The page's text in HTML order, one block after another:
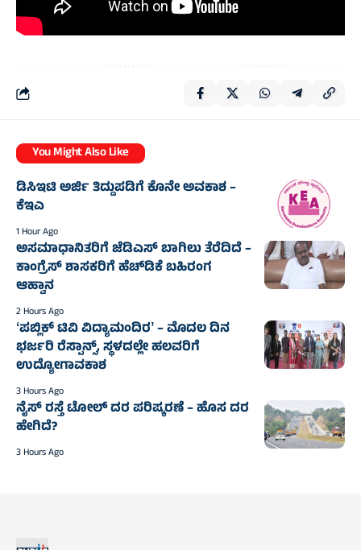
You Might Also Like
ಡಿಸಿಇಟಿ ಅರ್ಜಿ ತಿದ್ದುಪಡಿಗೆ ಕೊನೇ ಅವಕಾಶ –
ಕೆಇಎ
1 Hour Ago
ಅಸಮಾಧಾನಿತರಿಗೆ ಜೆಡಿಎಸ್‌‍ ಬಾಗಿಲು ತೆರೆದಿದೆ –
ಕಾಂಗ್ರೆಸ್‌‍ ಶಾಸಕರಿಗೆ ಹೆಚ್‌ಡಿಕೆ ಬಹಿರಂಗ
ಆಹ್ವಾನ
2 Hours Ago
ʻಪಬ್ಲಿಕ್‌ ಟಿವಿ ವಿದ್ಯಾಮಂದಿರʼ – ಮೊದಲ ದಿನ
ಭರ್ಜರಿ ರೆಸ್ಪಾನ್ಸ್‌, ಸ್ಥಳದಲ್ಲೇ ಹಲವರಿಗೆ
ಉದ್ಯೋಗಾವಕಾಶ
3 Hours Ago
ನೈಸ್‌ ರಸ್ತೆ ಟೋಲ್‌ ದರ ಪರಿಷ್ಕರಣೆ – ಹೊಸ ದರ
ಹೇಗಿದೆ?
3 Hours Ago